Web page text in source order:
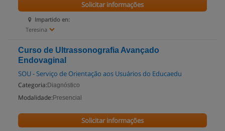
Impartido en:
Teresina
Solicitar informações
Curso de Ultrassonografia Avançado
Endovaginal
SOU - Serviço de Orientação aos Usuários do Educaedu
Categoria: Diagnóstico
Modalidade: Presencial
Solicitar informações